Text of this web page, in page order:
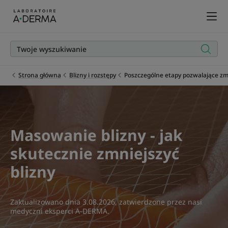
Strona główna Blizny i rozstępy Poszczególne etapy pozwalające
Masowanie blizny - jak
skutecznie zmniejszyć
blizny
Zaktualizowano dnia3.08.2026, zatwierdzone przez nasi
medyczni eksperci A-DERMA.